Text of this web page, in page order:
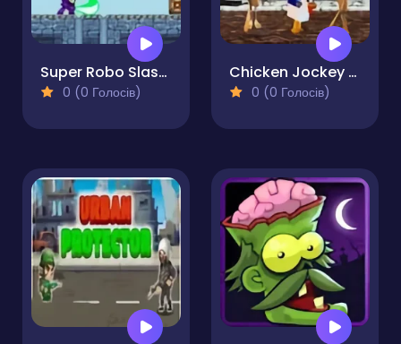
Super Robo Slasher
0 (0 Голосів)
Chicken Jockey Tung Tung Sahur Fight
0 (0 Голосів)